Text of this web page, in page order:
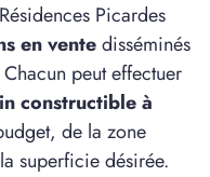
Picardes
en ventedisséminés
peut effectuer
constructible à
de la zone
superficie désirée.